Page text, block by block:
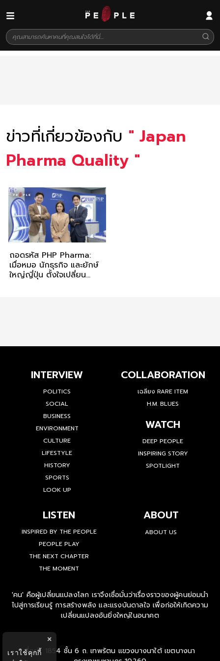
ข่าวที่เกี่ยวข้องกับ "Japan
Pharma Quality "
ถอดรหัส PHP Pharma:
เมื่อหมอ นักธุรกิจ และยักษ์
ใหญ่ญี่ปุ่น ตั้งใจเปลี่ยน
INTERVIEW
POLITICS
SOCIAL
BUSINESS
ENVIRONMENT
CULTURE
LIFESTYLE
HISTORY
SPORTS
LOOK UP
COLLABORATION
เฉลียง RARE ITEM
H.M. BLUES
WATCH
DEEP PEOPLE
INSPIRING STORY
SPOTLIGHT
LISTEN
INSPIRED BY THE PEOPLE
PEOPLE PLAY
THE NEXT CHAPTER
THE MOMENT
ABOUT
ABOUT US
'คน' คือผู้เปลี่ยนแปลงโลก เราจึงเชื่อมั่นว่าเรื่องราวของผู้คนย่อมนำ
ไปสู่การเรียนรู้ การสร้างพลัง และแรงบันดาลใจ เพื่อก่อให้เกิดความ
เปลี่ยนแปลงอันยิ่งใหญ่ในอนาคต
ที่อยู่ : 1854 ชั้น 6 ถ. เทพรัตน แขวงบางนาใต้ เขตบางนา
×
เราใช้คุกกี้